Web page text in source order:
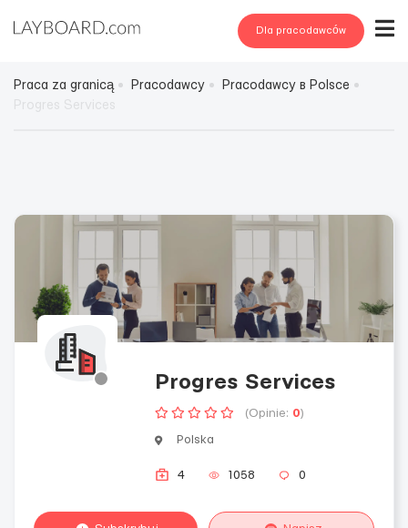
Dla pracodawców
Praca za granicą Pracodawcy
Pracodawcy в Polsce
Progres Services
(Opinie: 0)
Polska
4 1058 0